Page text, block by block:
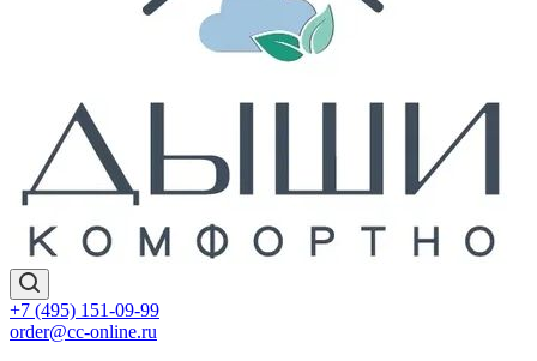
+7 (495) 151-09-99
order@cc-online.ru